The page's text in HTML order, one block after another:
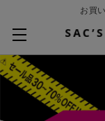
お買